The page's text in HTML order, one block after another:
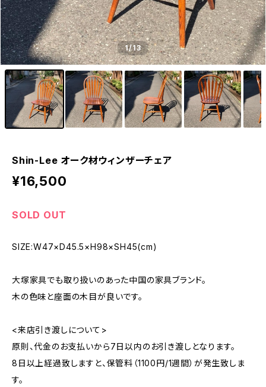
1/13
Shin-Lee オーク材ウィンザーチェア
¥16,500
SOLD OUT
SIZE:W47×D45.5×H98×SH45(cm)
大塚家具でも取り扱いのあった中国の家具ブランド。
木の色味と座面の木目が良いです。
<来店引き渡しについて>
原則、代金のお支払いから7日以内のお引き渡しとなります。
8日以上経過致しますと、保管料（1100円/1週間）が発生致しま
す。